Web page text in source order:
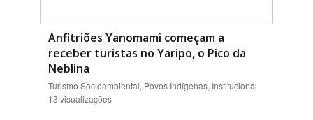
Anfitriões Yanomami começam a
receber turistas no Yaripo, o Pico da
Neblina
Turismo Socioambiental, Povos Indígenas, Institucional
13 visualizações